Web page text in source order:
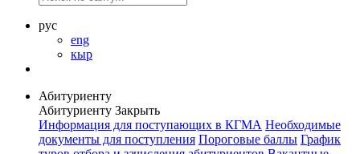
рус
eng
кыр
Абитуриенту
Абитуриенту Закрыть
Информация для поступающих в КГМА Необходимые
документы для поступления Пороговые баллы График